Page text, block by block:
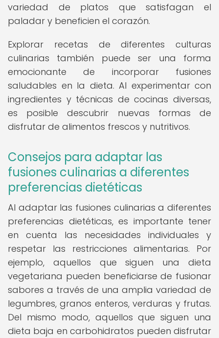
variedad de platos que satisfagan el
paladar y beneficien el corazón.
Explorar recetas de diferentes culturas
culinarias también puede ser una forma
emocionante de incorporar fusiones
saludables en la dieta. Al experimentar con
ingredientes y técnicas de cocinas diversas,
es posible descubrir nuevas formas de
disfrutar de alimentos frescos y nutritivos.
Consejos para adaptar las
fusiones culinarias a diferentes
preferencias dietéticas
Al adaptar las fusiones culinarias a diferentes
preferencias dietéticas, es importante tener
en cuenta las necesidades individuales y
respetar las restricciones alimentarias. Por
ejemplo, aquellos que siguen una dieta
vegetariana pueden beneficiarse de fusionar
sabores a través de una amplia variedad de
legumbres, granos enteros, verduras y frutas.
Del mismo modo, aquellos que siguen una
dieta baja en carbohidratos pueden disfrutar